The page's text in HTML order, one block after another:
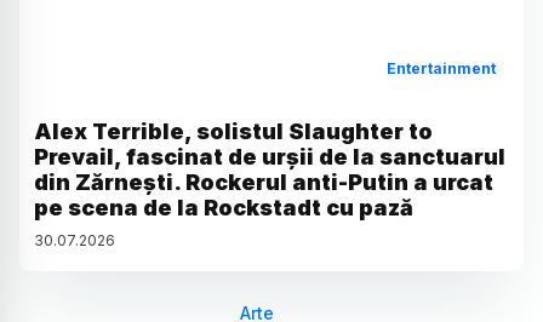
Entertainment
Alex Terrible, solistul Slaughter to
Prevail, fascinat de urșii de la sanctuarul
din Zărnești. Rockerul anti-Putin a urcat
pe scena de la Rockstadt cu pază
30.07.2026
Arte